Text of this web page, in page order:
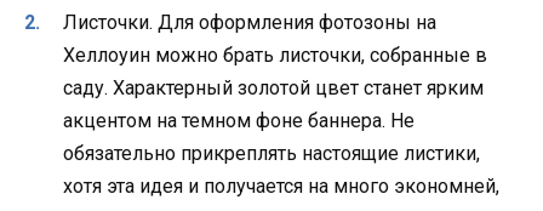
Листочки. Для оформления фотозоны на
Хеллоуин можно брать листочки, собранные в
саду. Характерный золотой цвет станет ярким
акцентом на темном фоне баннера. Не
обязательно прикреплять настоящие листики,
хотя эта идея и получается на много экономней,